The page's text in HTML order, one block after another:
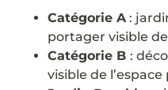
Catégorie A:
portager visible
Catégorie B :
visible de